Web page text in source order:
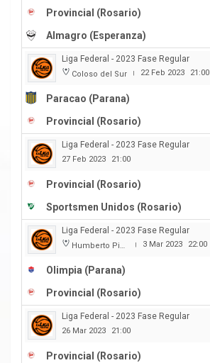
Provincial (Rosario)
Almagro (Esperanza)
Liga Federal - 2023 Fase Regular
Coloso del Sur | 22 Feb 2023 21:00
Paracao (Parana)
Provincial (Rosario)
Liga Federal - 2023 Fase Regular
27 Feb 2023 21:00
Provincial (Rosario)
Sportsmen Unidos (Rosario)
Liga Federal - 2023 Fase Regular
Humberto Pietranera | 3 Mar 2023 22:00
Olimpia (Parana)
Provincial (Rosario)
Liga Federal - 2023 Fase Regular
26 Mar 2023 21:00
Provincial (Rosario)